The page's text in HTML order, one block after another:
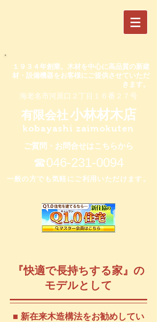
​１９３４年創業。木材を中心に高品質の新建
材・設備機器をお客様にご提供させていただ
きます。
​海老名市河原口２丁目１６番２７号
有限会社小林材木店
kobayashi zaimokuten
ご質問・お問合せはこちらから
​☎046-231-0094
​一般の方でも気軽にご利用いただけます。
​『快適で長持ちする家』の
モデルとして
​■ 新在来木造構法をお勧めしてい